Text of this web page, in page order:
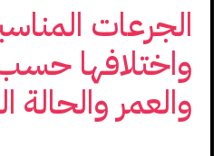
الجرعات
واختلافها
والعمر والحالة